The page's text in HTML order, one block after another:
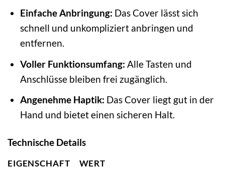
Einfache Anbringung: Das Cover lässt sich
schnell und unkompliziert anbringen und
entfernen.
Voller Funktionsumfang: Alle Tasten und
Anschlüsse bleiben frei zugänglich.
Angenehme Haptik: Das Cover liegt gut in der
Hand und bietet einen sicheren Halt.
Technische Details
EIGENSCHAFT
WERT